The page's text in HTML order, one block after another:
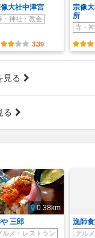
大社中津宮
・神社・教会
3.39
宗像
所
寺・
見る
る
0.38km
三郎
ルメ・レストラン
漁師
グル